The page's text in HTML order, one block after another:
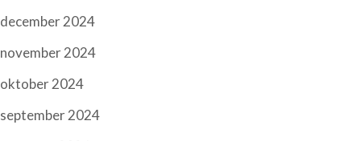
december 2024
november 2024
oktober 2024
september 2024